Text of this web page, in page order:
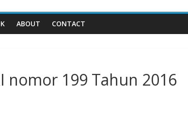
ABOUT CONTACT
nomor 199 Tahun 2016